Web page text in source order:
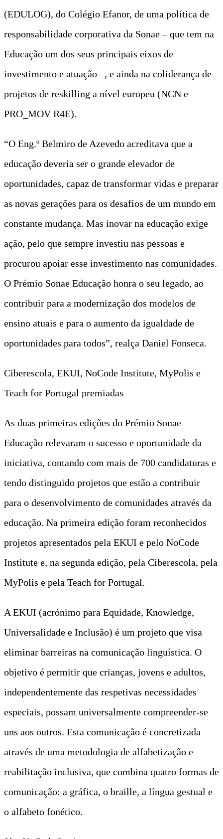
(EDULOG), do Colégio Efanor, de uma política de
responsabilidade corporativa da Sonae – que tem na
Educação um dos seus principais eixos de
investimento e atuação –, e ainda na coliderança de
projetos de reskilling a nível europeu (NCN e
PRO_MOV R4E).
“O Eng.º Belmiro de Azevedo acreditava que a
educação deveria ser o grande elevador de
oportunidades, capaz de transformar vidas e preparar
as novas gerações para os desafios de um mundo em
constante mudança. Mas inovar na educação exige
ação, pelo que sempre investiu nas pessoas e
procurou apoiar esse investimento nas comunidades.
O Prémio Sonae Educação honra o seu legado, ao
contribuir para a modernização dos modelos de
ensino atuais e para o aumento da igualdade de
oportunidades para todos”, realça Daniel Fonseca.
Ciberescola, EKUI, NoCode Institute, MyPolis e
Teach for Portugal premiadas
As duas primeiras edições do Prémio Sonae
Educação relevaram o sucesso e oportunidade da
iniciativa, contando com mais de 700 candidaturas e
tendo distinguido projetos que estão a contribuir
para o desenvolvimento de comunidades através da
educação. Na primeira edição foram reconhecidos
projetos apresentados pela EKUI e pelo NoCode
Institute e, na segunda edição, pela Ciberescola, pela
MyPolis e pela Teach for Portugal.
A EKUI (acrónimo para Equidade, Knowledge,
Universalidade e Inclusão) é um projeto que visa
eliminar barreiras na comunicação linguística. O
objetivo é permitir que crianças, jovens e adultos,
independentemente das respetivas necessidades
especiais, possam universalmente compreender-se
uns aos outros. Esta comunicação é concretizada
através de uma metodologia de alfabetização e
reabilitação inclusiva, que combina quatro formas de
comunicação: a gráfica, o braille, a língua gestual e
o alfabeto fonético.